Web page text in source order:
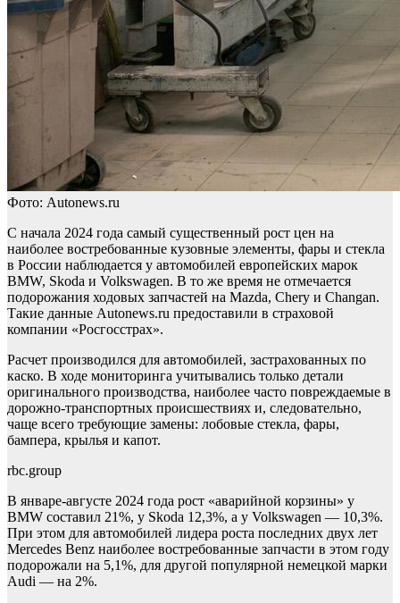
Фото: Autonews.ru
С начала 2024 года самый существенный рост цен на
наиболее востребованные кузовные элементы, фары и стекла
в России наблюдается у автомобилей европейских марок
BMW, Skoda и Volkswagen. В то же время не отмечается
подорожания ходовых запчастей на Mazda, Chery и Changan.
Такие данные Autonews.ru предоставили в страховой
компании «Росгосстрах».
Расчет производился для автомобилей, застрахованных по
каско. В ходе мониторинга учитывались только детали
оригинального производства, наиболее часто повреждаемые в
дорожно-транспортных происшествиях и, следовательно,
чаще всего требующие замены: лобовые стекла, фары,
бампера, крылья и капот.
rbc.group
В январе-августе 2024 года рост «аварийной корзины» у
BMW составил 21%, у Skoda 12,3%, а у Volkswagen — 10,3%.
При этом для автомобилей лидера роста последних двух лет
Mercedes Benz наиболее востребованные запчасти в этом году
подорожали на 5,1%, для другой популярной немецкой марки
Audi — на 2%.